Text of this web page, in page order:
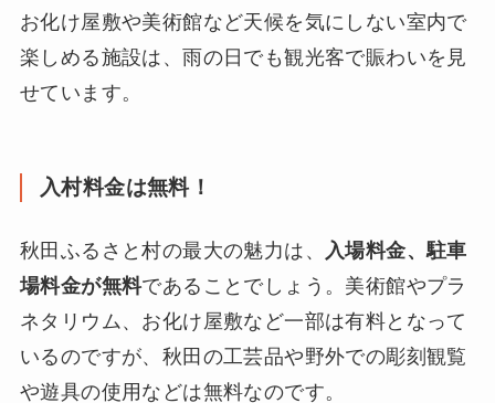
お化け屋敷や美術館など天候を気にしない室内で
楽しめる施設は、雨の日でも観光客で賑わいを見
せています。
入村料金は無料！
秋田ふるさと村の最大の魅力は、
入場料金、駐車
場料金が無料であることでしょう。美術館やプラ
ネタリウム、お化け屋敷など一部は有料となって
いるのですが、秋田の工芸品や野外での彫刻観覧
や遊具の使用などは無料なのです。